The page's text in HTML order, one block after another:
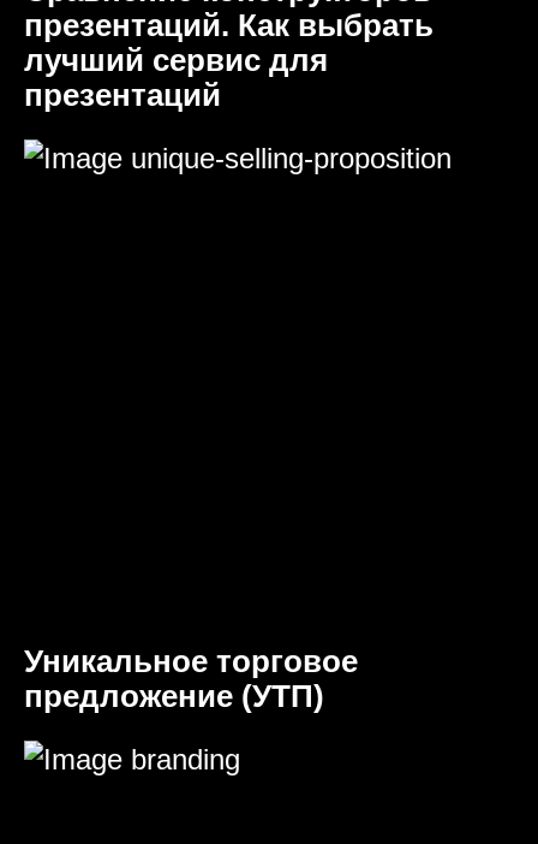
презентаций. Как выбрать
лучший сервис для
презентаций
Уникальное торговое
предложение (УТП)